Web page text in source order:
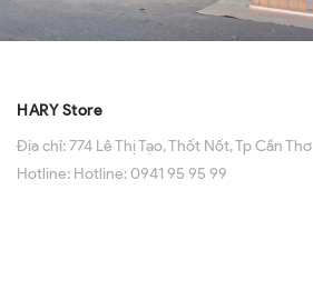
HARY Store
Địa chỉ:774 Lê Thị Tạo, Thốt Nốt, Tp Cần Thơ
Hotline: Hotline: 0941 95 95 99